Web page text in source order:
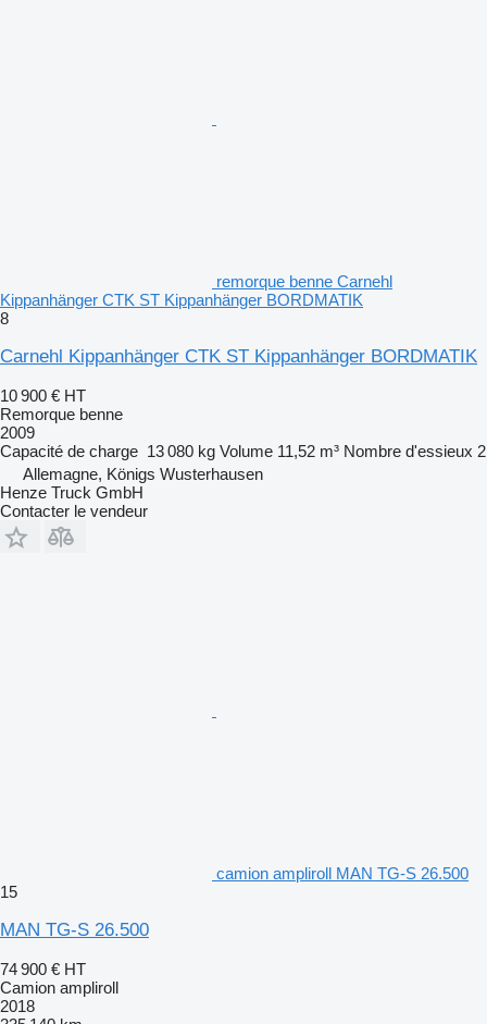
remorque benne Carnehl
Kippanhänger CTK ST Kippanhänger BORDMATIK
8
Carnehl Kippanhänger CTK ST Kippanhänger BORDMATIK
10 900 € HT
Remorque benne
2009
Capacité de charge 13 080 kg Volume 11,52 m³ Nombre d'essieux 2
Allemagne, Königs Wusterhausen
Henze Truck GmbH
Contacter le vendeur
camion ampliroll MAN TG-S 26.500
15
MAN TG-S 26.500
74 900 € HT
Camion ampliroll
2018